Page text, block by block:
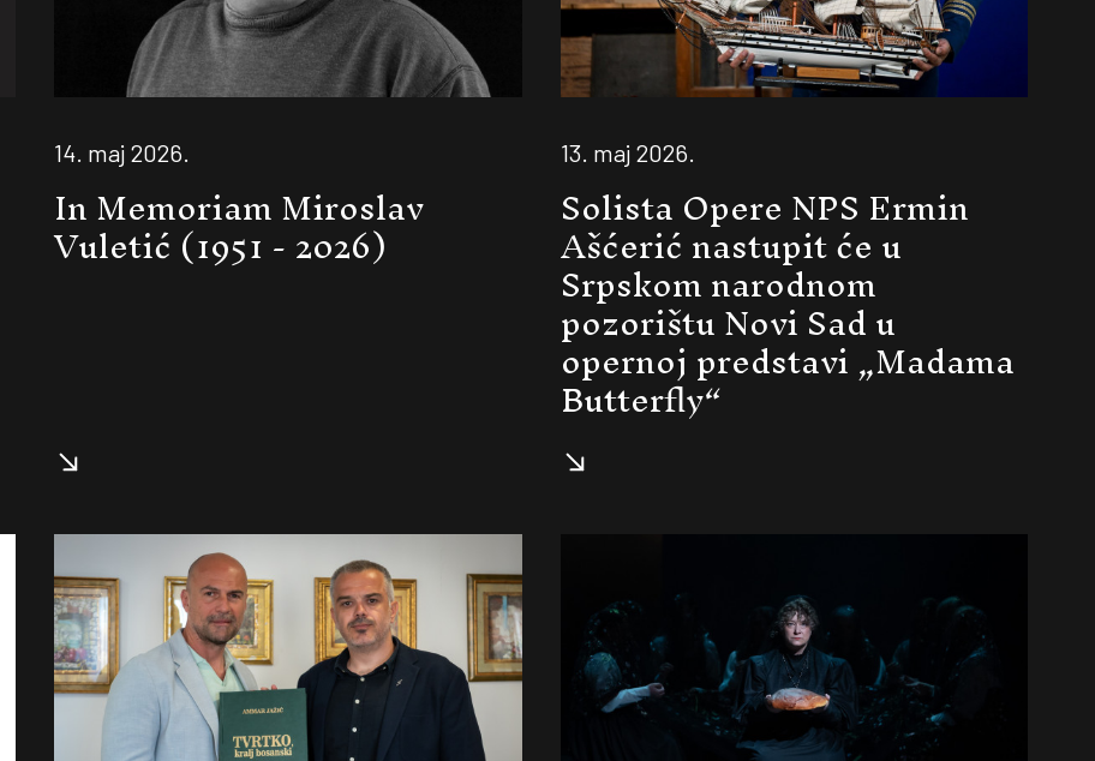
14. maj 2026.
In Memoriam Miroslav
Vuletić (1951 - 2026)
13. maj 2026.
Solista Opere NPS Ermin
Ašćerić nastupit će u
Srpskom narodnom
pozorištu Novi Sad u
opernoj predstavi „Madama
Butterfly“